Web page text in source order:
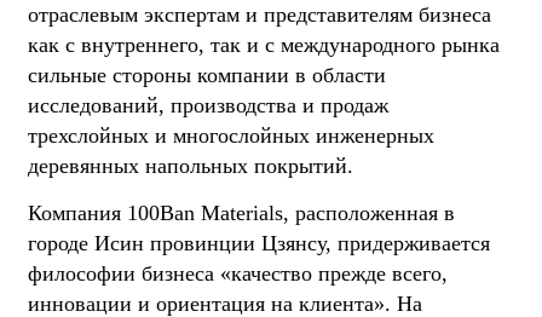
отраслевым экспертам и представителям бизнеса
как с внутреннего, так и с международного рынка
сильные стороны компании в области
исследований, производства и продаж
трехслойных и многослойных инженерных
деревянных напольных покрытий.
Компания 100Ban Materials, расположенная в
городе Исин провинции Цзянсу, придерживается
философии бизнеса «качество прежде всего,
инновации и ориентация на клиента». На